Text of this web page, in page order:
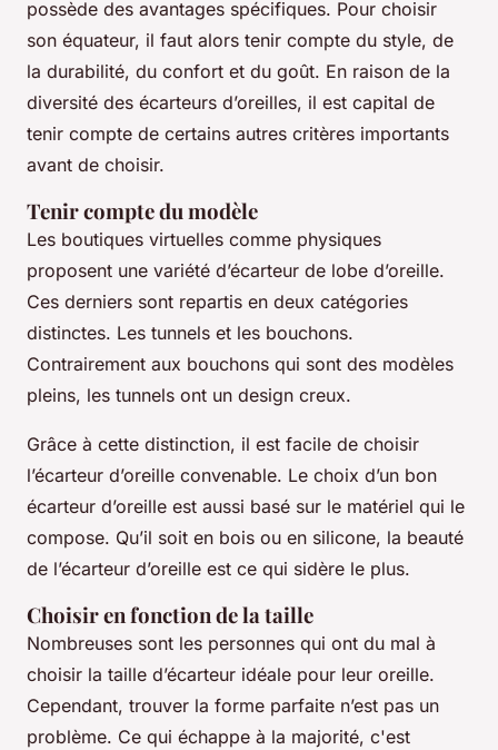
possède des avantages spécifiques. Pour choisir
son équateur, il faut alors tenir compte du style, de
la durabilité, du confort et du goût. En raison de la
diversité des écarteurs d’oreilles, il est capital de
tenir compte de certains autres critères importants
avant de choisir.
Tenir compte du modèle
Les boutiques virtuelles comme physiques
proposent une variété d’écarteur de lobe d’oreille.
Ces derniers sont repartis en deux catégories
distinctes. Les tunnels et les bouchons.
Contrairement aux bouchons qui sont des modèles
pleins, les tunnels ont un design creux.
Grâce à cette distinction, il est facile de choisir
l’écarteur d’oreille convenable. Le choix d’un bon
écarteur d’oreille est aussi basé sur le matériel qui le
compose. Qu’il soit en bois ou en silicone, la beauté
de l’écarteur d’oreille est ce qui sidère le plus.
Choisir en fonction de la taille
Nombreuses sont les personnes qui ont du mal à
choisir la taille d’écarteur idéale pour leur oreille.
Cependant, trouver la forme parfaite n’est pas un
problème. Ce qui échappe à la majorité, c'est